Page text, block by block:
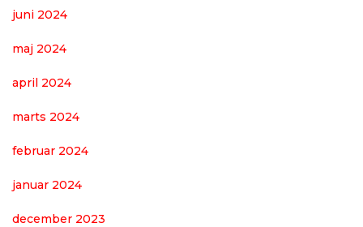
juni 2024
maj 2024
april 2024
marts 2024
februar 2024
januar 2024
december 2023